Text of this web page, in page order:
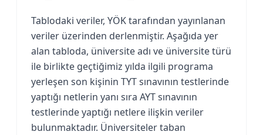
Tablodaki veriler, YÖK tarafından yayınlanan
veriler üzerinden derlenmiştir. Aşağıda yer
alan tabloda, üniversite adı ve üniversite türü
ile birlikte geçtiğimiz yılda ilgili programa
yerleşen son kişinin TYT sınavının testlerinde
yaptığı netlerin yanı sıra AYT sınavının
testlerinde yaptığı netlere ilişkin veriler
bulunmaktadır. Üniversiteler taban